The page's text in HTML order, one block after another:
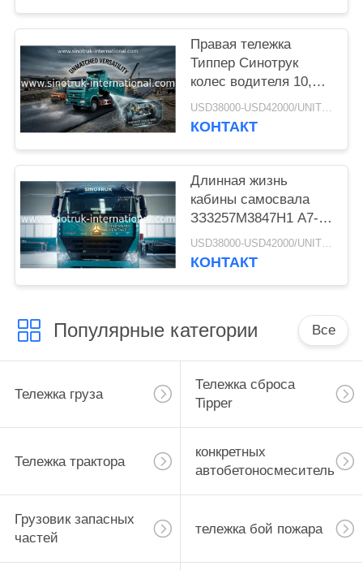
Правая тележка
Типпер Синотрук
колес водителя 10,
сверхмощный
самосвал
USD38000-USD42000/UNIT)negotiation MOQ:1 ЕДИНИЦА
КОНТАКТ
Длинная жизнь
кабины самосвала
ЗЗ3257М3847Н1 А7- п
Типпер минирования
РХД СИНОТРУК
USD38000-USD42000/UNIT)negotiation MOQ:1 ЕДИНИЦА
КОНТАКТ
Популярные категории Все
Тележка груза
Тележка сброса
Tipper
Тележка трактора
конкретных
автобетоносмеситель
Грузовик запасных
частей
тележка бой пожара